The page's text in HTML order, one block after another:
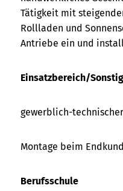
Tätigkeit mit
Rollladen und
Antriebe ein und
Einsatzbereich/
gewerblich-
Montage beim
Berufsschule